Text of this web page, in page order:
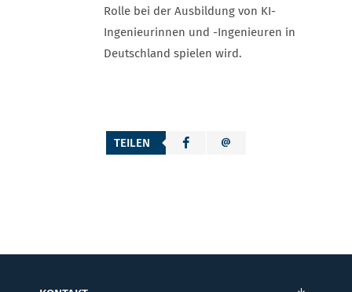
Rolle bei der Ausbildung von KI-
Ingenieurinnen und -Ingenieuren in
Deutschland spielen wird.
TEILEN